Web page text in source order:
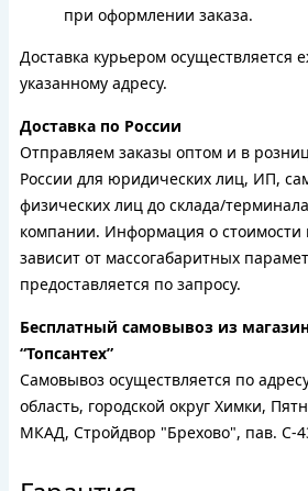
при оформлении заказа.
Доставка курьером осуществляется
указанному адресу.
Доставка по России
Отправляем заказы оптом и в
России для юридических лиц, ИП,
физических лиц до склада/
компании. Информация о стоимости
зависит от массогабаритных
предоставляется по запросу.
Бесплатный самовывоз из
“Топсантех”
Самовывоз осуществляется по
область, городской округ Химки,
МКАД, Стройдвор "Брехово", пав. С-